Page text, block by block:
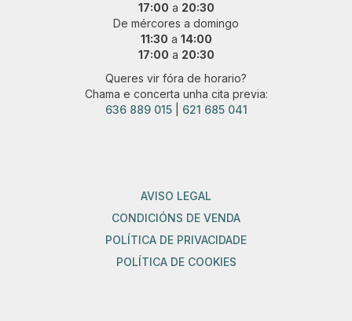
17:00 a 20:30
De mércores a domingo
11:30 a 14:00
17:00 a 20:30
Queres vir fóra de horario?
Chama e concerta unha cita previa:
636 889 015| 621 685 041
AVISO LEGAL
CONDICIÓNS DE VENDA
POLÍTICA DE PRIVACIDADE
POLÍTICA DE COOKIES